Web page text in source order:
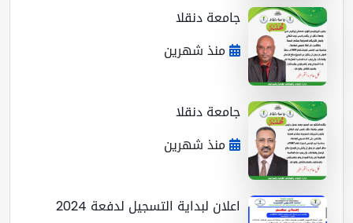
جامعة دنقلا
منذ شهرين
جامعة دنقلا
منذ شهرين
اعلان لبداية التسجيل لدفعة 2024